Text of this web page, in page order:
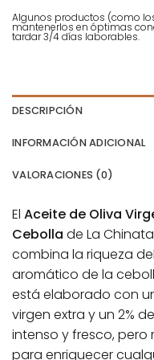
Algunos productos (como
mantenerlos en óptimas
tardar 3/4 días laborables.
DESCRIPCIÓN
INFORMACIÓN ADICIONAL
VALORACIONES (0)
El Aceite de Oliva
Cebolla de La
combina la riqueza
aromático de la
está elaborado con
virgen extra y un 2%
intenso y fresco,
para enriquecer